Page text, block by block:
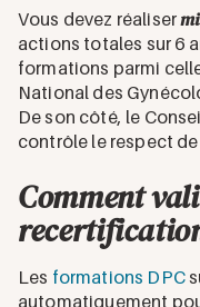
Vous devez réaliser
actions totales sur 6
formations parmi
National des
De son côté, le
contrôle le respect
Comment
Les formations DPC
automatiquement